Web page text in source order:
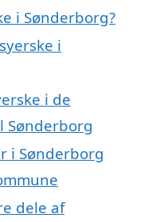
i Sønderborg?
i
i de
Sønderborg
i Sønderborg
dele af